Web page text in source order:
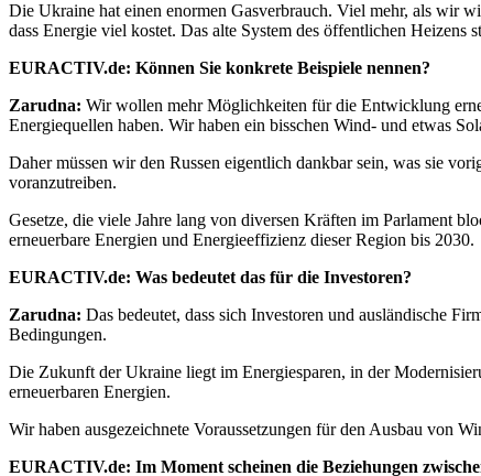
Die Ukraine hat einen enormen Gasverbrauch. Viel mehr, als wir
dass Energie viel kostet. Das alte System des öffentlichen
EURACTIV.de: Können Sie konkrete Beispiele nennen?
Zarudna: Wir wollen mehr Möglichkeiten für die Entwicklung
Energiequellen haben. Wir haben ein bisschen Wind- und etwas
Daher müssen wir den Russen eigentlich dankbar sein, was sie
voranzutreiben.
Gesetze, die viele Jahre lang von diversen Kräften im Parlament
erneuerbare Energien und Energieeffizienz dieser Region bis 2030.
EURACTIV.de: Was bedeutet das für die Investoren?
Zarudna: Das bedeutet, dass sich Investoren und ausländische
Bedingungen.
Die Zukunft der Ukraine liegt im Energiesparen, in der
erneuerbaren Energien.
Wir haben ausgezeichnete Voraussetzungen für den Ausbau von
EURACTIV.de: Im Moment scheinen die Beziehungen